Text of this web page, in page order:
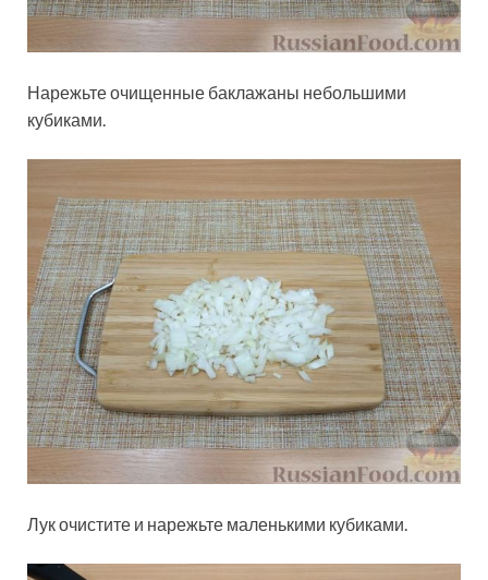
Нарежьте очищенные баклажаны небольшими
кубиками.
Лук очистите и нарежьте маленькими кубиками.